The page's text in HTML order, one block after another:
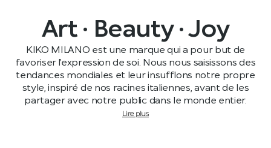
Art · Beauty · Joy
KIKO MILANO est une marque qui a pour but de
favoriser l’expression de soi. Nous nous saisissons des
tendances mondiales et leur insufflons notre propre
style, inspiré de nos racines italiennes, avant de les
partager avec notre public dans le monde entier.
Lire plus